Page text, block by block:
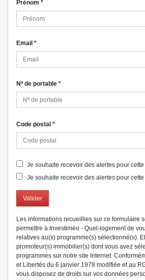
Prénom *
Email *
Nº de portable *
Code postal *
Je souhaite recevoir des alertes pour cette
Je souhaite recevoir des alertes pour
Valider
Les informations recueillies sur ce formulaire
permettre à Investiméo - Quel-logement de
relatives au(x) programme(s) sélectionné(s).
promoteur(s) immobilier(s) dont vous avez
programmes sur notre site Internet.
et Libertés du 6 janvier 1978 modifiée et au
vous disposez de droits sur vos données